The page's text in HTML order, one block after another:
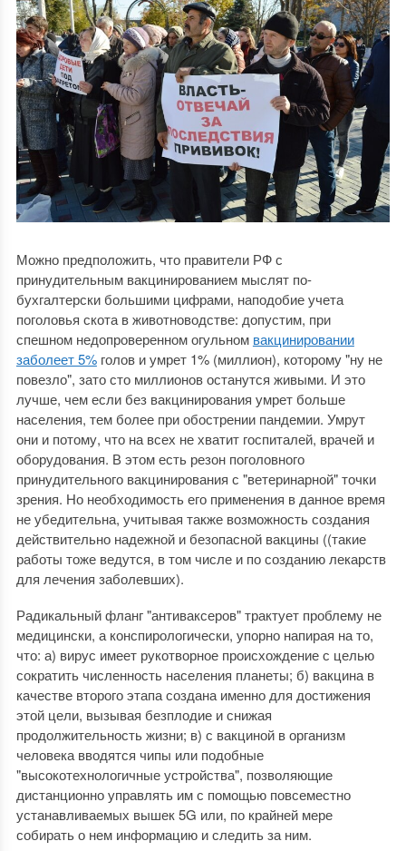
Можно предположить, что правители РФ с
принудительным вакцинированием мыслят по-
бухгалтерски большими цифрами, наподобие учета
поголовья скота в животноводстве: допустим, при
спешном недопроверенном огульном вакцинировании
заболеет 5%голов и умрет 1% (миллион), которому "ну не
повезло", зато сто миллионов останутся живыми. И это
лучше, чем если без вакцинирования умрет больше
населения, тем более при обострении пандемии. Умрут
они и потому, что на всех не хватит госпиталей, врачей и
оборудования. В этом есть резон поголовного
принудительного вакцинирования с "ветеринарной" точки
зрения. Но необходимость его применения в данное время
не убедительна, учитывая также возможность создания
действительно надежной и безопасной вакцины ((такие
работы тоже ведутся, в том числе и по созданию лекарств
для лечения заболевших).
Радикальный фланг "антиваксеров" трактует проблему не
медицински, а конспирологически, упорно напирая на то,
что: а) вирус имеет рукотворное происхождение с целью
сократить численность населения планеты; б) вакцина в
качестве второго этапа создана именно для достижения
этой цели, вызывая безплодие и снижая
продолжительность жизни; в) с вакциной в организм
человека вводятся чипы или подобные
"высокотехнологичные устройства", позволяющие
дистанционно управлять им с помощью повсеместно
устанавливаемых вышек 5G или, по крайней мере
собирать о нем информацию и следить за ним.